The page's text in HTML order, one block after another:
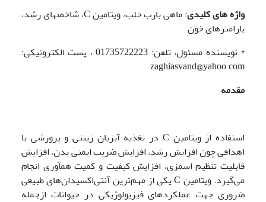
واژه های کلیدی
: ماهی بارب حلب، ویتامین C، شاخصهای رشد،
پارامترهای خون
* نویسنده مسئول، تلفن: 01735722223 ، پست الکترونیکی:
zaghiasvand@yahoo.com
مقدمه
استفاده از ویتامین C در تغذیه آبزیان زینتی و پرورشی با
اهدافی چون افزایش رشد، افزایش ضریب ایمنی بدن، افزایش
قابلیت تنظیم اسمزی، افزایش کیفیت و کمیت هم­آوری انجام
می‌گیرد. ویتامین C یکی از مهم‌ترین آنتی‌اکسیدان‌های طبیعی
ضروری جهت عملکردهای فیزیولوژیکی در حیوانات ازجمله